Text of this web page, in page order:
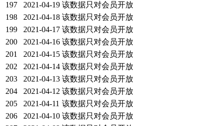
197
2021-04-19 该数据只对会员开放
198
2021-04-18 该数据只对会员开放
199
2021-04-17 该数据只对会员开放
200
2021-04-16 该数据只对会员开放
201
2021-04-15 该数据只对会员开放
202
2021-04-14 该数据只对会员开放
203
2021-04-13 该数据只对会员开放
204
2021-04-12 该数据只对会员开放
205
2021-04-11 该数据只对会员开放
206
2021-04-10 该数据只对会员开放